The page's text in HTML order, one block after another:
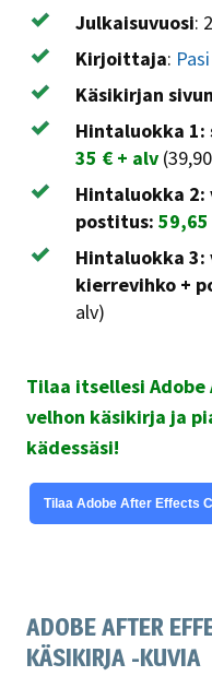
Julkaisuvuosi:
Kirjoittaja:
Käsikirjan
Hintaluokka 1:
35 € + alv
Hintaluokka
postitus:
Hintaluokka
kierrevihko +
alv)
Tilaa itsellesi Adobe
velhon käsikirja ja
kädessäsi!
Tilaa Adobe After Effects
ADOBE AFTER
KÄSIKIRJA -KUVIA